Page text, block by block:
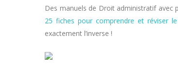
Des manuels de Droit administratif avec
25 fiches pour comprendre et réviser
exactement l’inverse !